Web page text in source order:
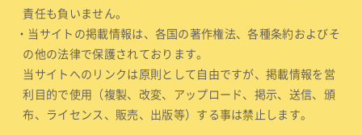
責任も負いません。
・当サイトの掲載情報は、各国の著作権法、各種条約およびそ
の他の法律で保護されております。
当サイトへのリンクは原則として自由ですが、掲載情報を営
利目的で使用（複製、改変、アップロード、掲示、送信、頒
布、ライセンス、販売、出版等）する事は禁止します。